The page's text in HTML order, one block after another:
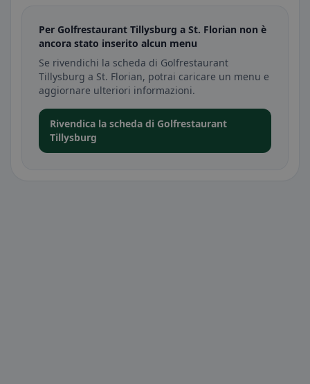
Per Golfrestaurant Tillysburg a St. Florian non è
ancora stato inserito alcun menu
Se rivendichi la scheda di Golfrestaurant
Tillysburg a St. Florian, potrai caricare un menu e
aggiornare ulteriori informazioni.
Rivendica la scheda di Golfrestaurant
Tillysburg